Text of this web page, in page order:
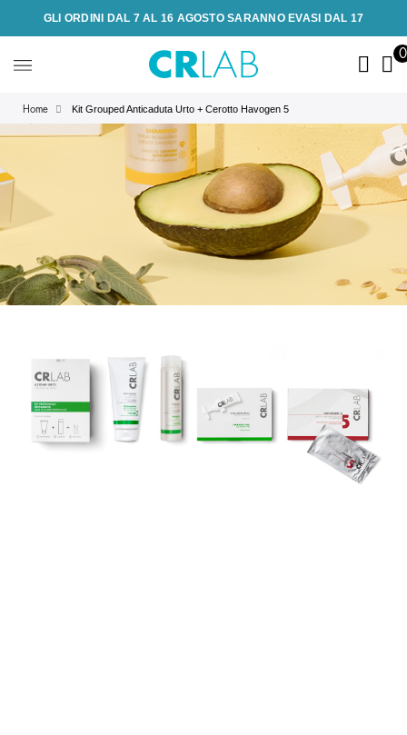
GLI ORDINI DAL 7 AL 16 AGOSTO SARANNO EVASI DAL 17
Home Kit Grouped Anticaduta Urto + Cerotto Havogen 5